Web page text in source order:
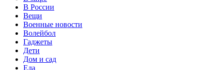
В России
Вещи
Военные новости
Волейбол
Гаджеты
Дети
Дом и сад
Еда